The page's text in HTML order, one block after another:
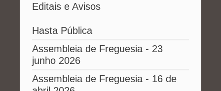
Editais e Avisos
Hasta Pública
Assembleia de Freguesia - 23
junho 2026
Assembleia de Freguesia - 16 de